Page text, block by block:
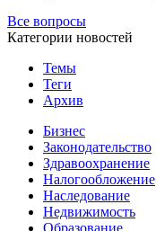
Все вопросы
Категории новостей
Темы
Теги
Архив
Бизнес
Законодательство
Здравоохранение
Налогообложение
Наследование
Недвижимость